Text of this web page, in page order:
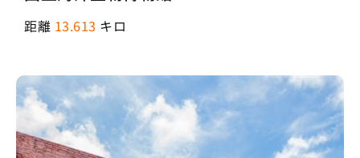
距離 13.613 キロ